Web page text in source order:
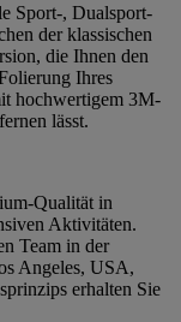
Sport-, Dualsport-
der klassischen
die Ihnen den
Ihres
hochwertigem 3M-
lässt.
Qualität in
Aktivitäten.
Team in der
Angeles, USA,
erhalten Sie